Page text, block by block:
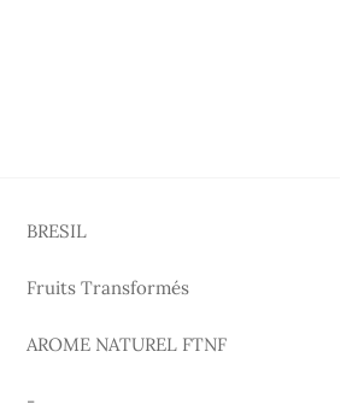
BRESIL
Fruits Transformés
AROME NATUREL FTNF
-